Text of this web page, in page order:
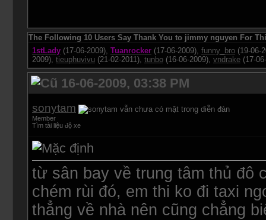
The Following 10 Users Say Thank You to jimmy nguyen For
1stLady (17-06-2009), Tuanrocker (17-06-2009), funny_bro (19-06-
2009), tieuphuvivu (21-02-2011), tunbo (16-06-2009), vndrake (17-
16-06-2009, 03:38 PM
sonytam
Member
Tìm tài liệu độ xe
từ sân bay về trung tâm thủ đô
chém rùi đó, em thi ko đi taxi
thẳng về nhà nên cũng chẳng